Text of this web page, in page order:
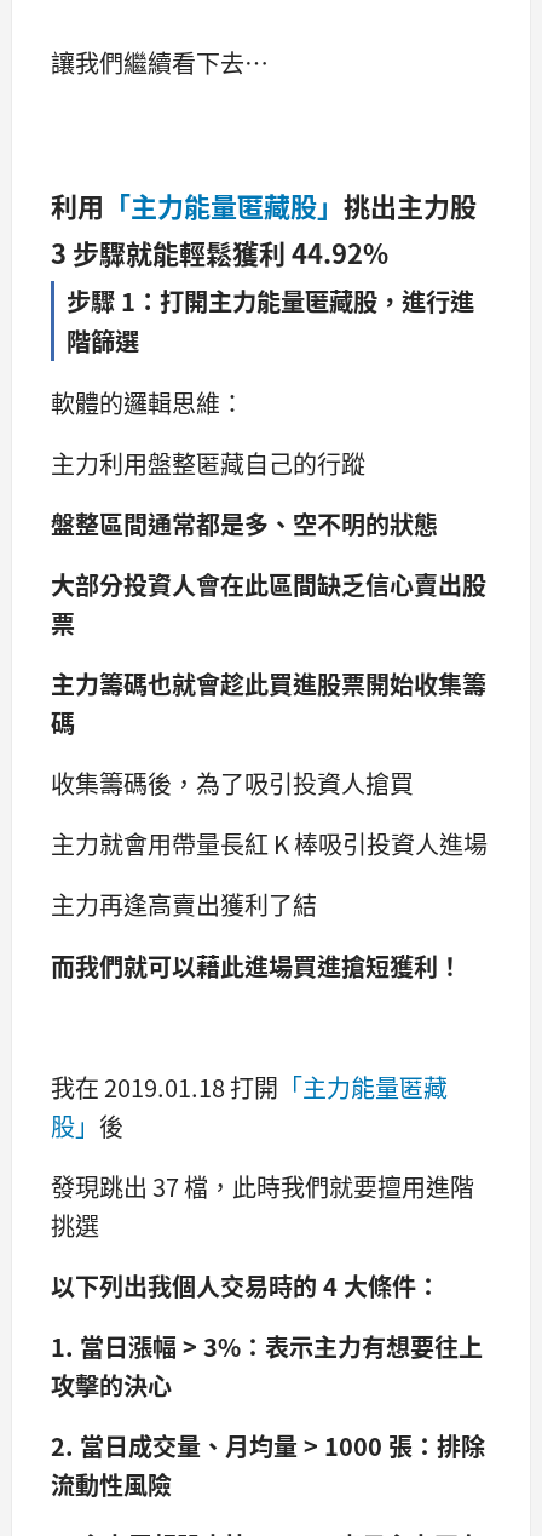
讓我們繼續看下去…
利用 「主力能量匿藏股」 挑出主力股
3 步驟就能輕鬆獲利 44.92%
步驟 1 ：打開主力能量匿藏股，進行進
階篩選
軟體的邏輯思維：
主力利用盤整匿藏自己的行蹤
盤整區間通常都是多、空不明的狀態
大部分投資人會在此區間缺乏信心賣出股
票
主力籌碼也就會趁此買進股票開始收集籌
碼
收集籌碼後，為了吸引投資人搶買
主力就會用帶量長紅 K 棒吸引投資人進場
主力再逢高賣出獲利了結
而我們就可以藉此進場買進搶短獲利！
我在 2019.01.18 打開 「主力能量匿藏
股」 後
發現跳出 37 檔，此時我們就要擅用進階
挑選
以下列出我個人交易時的 4 大條件：
1. 當日漲幅 > 3% ：表示主力有想要往上
攻擊的決心
2. 當日成交量、月均量 > 1000 張：排除
流動性風險